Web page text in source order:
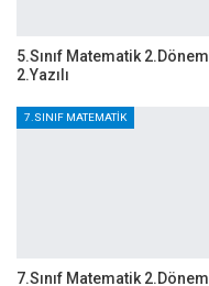
5.Sınıf Matematik 2.Dönem
2.Yazılı
7.SINIF MATEMATIK
7.Sınıf Matematik 2.Dönem